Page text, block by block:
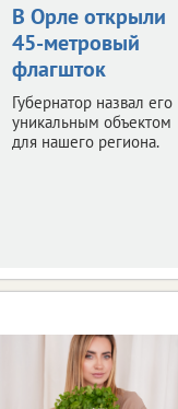
В Орле открыли
45-метровый
флагшток
Губернатор назвал его
уникальным объектом
для нашего региона.